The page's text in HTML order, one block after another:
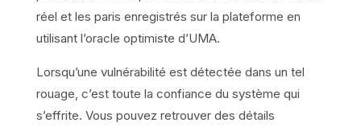
réel et les paris enregistrés sur la plateforme en
utilisant l’oracle optimiste d’UMA.
Lorsqu’une vulnérabilité est détectée dans un tel
rouage, c’est toute la confiance du système qui
s’effrite. Vous pouvez retrouver des détails